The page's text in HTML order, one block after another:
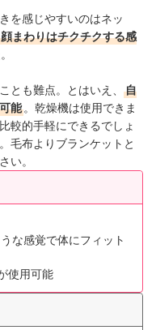
を感じやすいのはネッ
顔まわりはチクチクする感
とも難点。とはいえ、
自
能 。乾燥機は使用できま
較的手軽にできるでしょ
毛布よりブランケットと
い。
な感覚で体にフィット
使用可能